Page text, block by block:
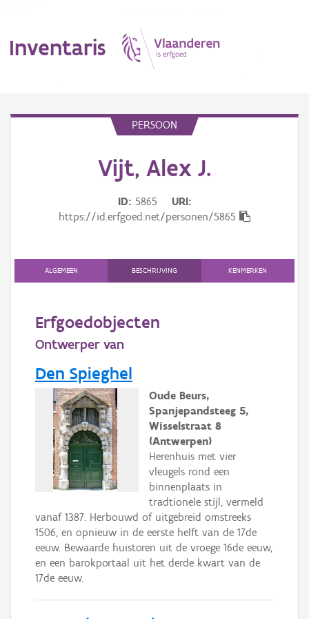
Inventaris
Thema
Persoon of collectief
Downloads
Hergebruik
Aanmelden
PERSOON
Vijt, Alex J.
ID 5865
URI
https://id.erfgoed.net/personen/5865
ALGEMEEN BESCHRIJVING KENMERKEN
Erfgoedobjecten
Ontwerper van
Den Spieghel
Oude Beurs,
Spanjepandsteeg 5,
Wisselstraat 8
(Antwerpen)
Herenhuis met vier
vleugels rond een
binnenplaats in
tradtionele stijl, vermeld
vanaf 1387. Herbouwd of uitgebreid omstreeks
1506, en opnieuw in de eerste helft van de 17de
eeuw. Bewaarde huistoren uit de vroege 16de eeuw,
en een barokportaal uit het derde kwart van de
17de eeuw.